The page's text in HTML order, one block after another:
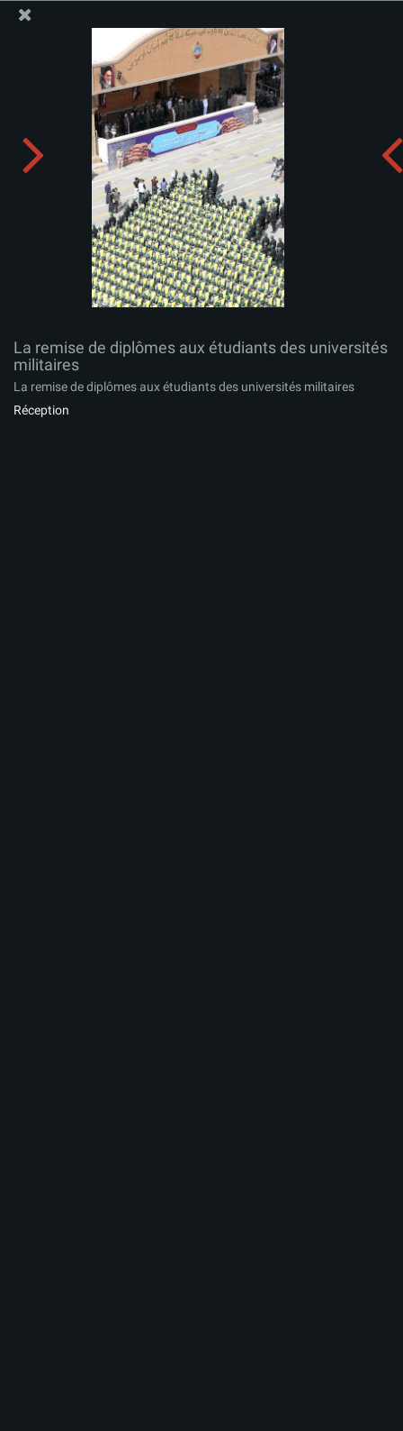
Site Officiel du Bureau du Guide Suprême - Ayatollah Khamenei
La remise de diplômes aux étudiants des universités
militaires
Télécharger l'album:
La remise de diplômes aux étudiants des universités
militaires
La remise de diplômes aux étudiants des universités militaires
Réception